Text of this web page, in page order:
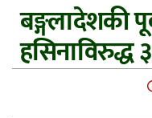
बङ्गलादेशकी
हसिनाविरुद्ध